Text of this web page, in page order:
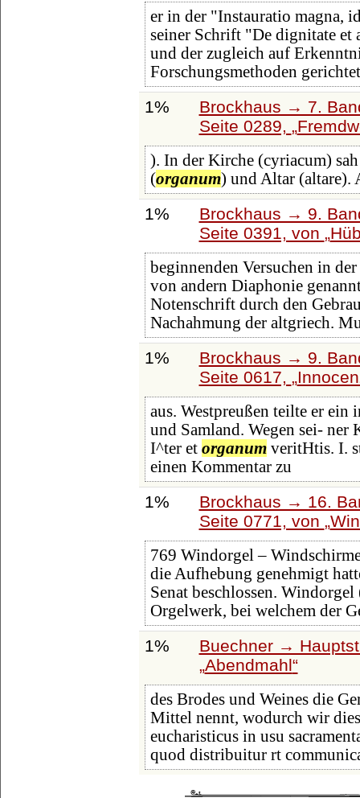
er in der "Instauratio magna,
seiner Schrift "De dignitate et
und der zugleich auf
Forschungsmethoden
1%
Brockhaus → 7.
Seite 0289,
). In der Kirche (cyriacum)
(organum) und Altar (altare).
1%
Brockhaus → 9.
Seite 0391, von
beginnenden Versuchen in
von andern Diaphonie
Notenschrift durch den
Nachahmung der altgriech.
1%
Brockhaus → 9.
Seite 0617,
aus. Westpreußen teilte er
und Samland. Wegen sei- ner
I^ter et organumveritHtis. I.
einen Kommentar zu
1%
Brockhaus → 16.
Seite 0771, von
769 Windorgel –
die Aufhebung genehmigt
Senat beschlossen. Windorgel
Orgelwerk, bei welchem der
1%
Buechner →
Abendmahl
des Brodes und Weines die
Mittel nennt, wodurch wir
eucharisticus in usu
quod distribuitur rt